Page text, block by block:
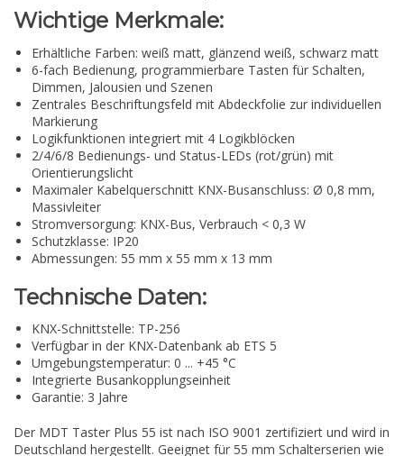
Wichtige Merkmale:
Erhältliche Farben: weiß matt, glänzend weiß, schwarz matt
6-fach Bedienung, programmierbare Tasten für Schalten,
Dimmen, Jalousien und Szenen
Zentrales Beschriftungsfeld mit Abdeckfolie zur individuellen
Markierung
Logikfunktionen integriert mit 4 Logikblöcken
2/4/6/8 Bedienungs- und Status-LEDs (rot/grün) mit
Orientierungslicht
Maximaler Kabelquerschnitt KNX-Busanschluss: Ø 0,8 mm,
Massivleiter
Stromversorgung: KNX-Bus, Verbrauch < 0,3 W
Schutzklasse: IP20
Abmessungen: 55 mm x 55 mm x 13 mm
Technische Daten:
KNX-Schnittstelle: TP-256
Verfügbar in der KNX-Datenbank ab ETS 5
Umgebungstemperatur: 0 ... +45 °C
Integrierte Busankopplungseinheit
Garantie: 3 Jahre
Der MDT Taster Plus 55 ist nach ISO 9001 zertifiziert und wird in
Deutschland hergestellt. Geeignet für 55 mm Schalterserien wie